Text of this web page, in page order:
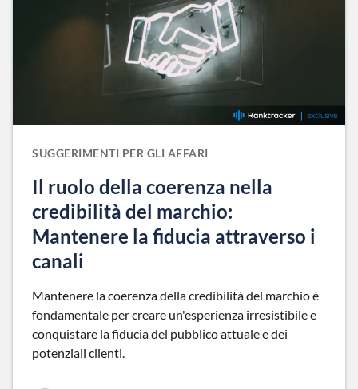
SUGGERIMENTI PER GLI AFFARI
Il ruolo della coerenza nella
credibilità del marchio:
Mantenere la fiducia attraverso i
canali
Mantenere la coerenza della credibilità del marchio è
fondamentale per creare un'esperienza irresistibile e
conquistare la fiducia del pubblico attuale e dei
potenziali clienti.